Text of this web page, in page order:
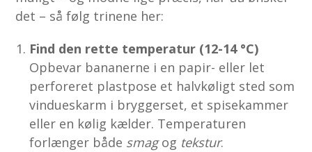
det – så følg trinene her:
Find den rette temperatur (12-14 °C)
Opbevar bananerne i en papir- eller let
perforeret plastpose et halvkøligt sted som
vindueskarm i bryggerset, et spisekammer
eller en kølig kælder. Temperaturen
forlænger både smagog tekstur.